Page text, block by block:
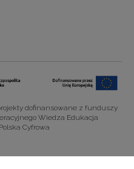
dofinansowane z funduszy
Wiedza Edukacja
Cyfrowa